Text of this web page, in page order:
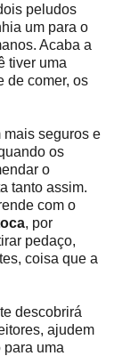
peludos
um para o
Acaba a
tiver uma
de comer, os
mais seguros e
os
o
tanto assim.
com o
, por
pedaço,
coisa que a
descobrirá
ajudem
para uma